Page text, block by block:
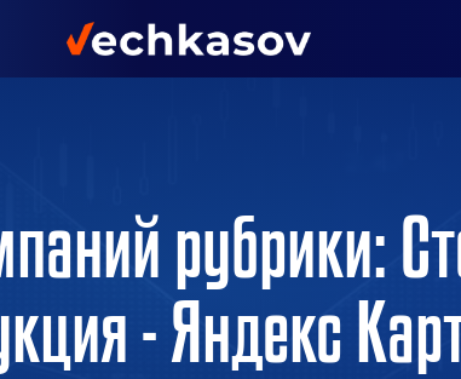
рубрики:
- Яндекс